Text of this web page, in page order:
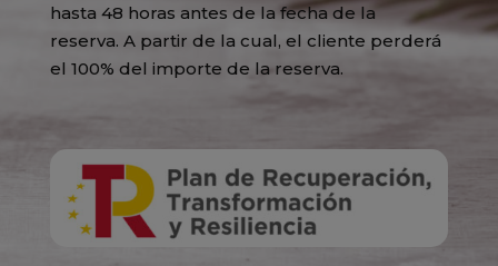
hasta 48 horas antes de la fecha de la
reserva. A partir de la cual, el cliente perderá
el 100% del importe de la reserva.